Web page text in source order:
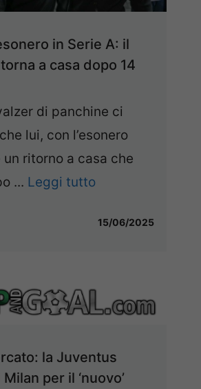
in Serie A: il
a casa dopo 14
di panchine ci
lui, con l’esonero
ritorno a casa che
... Leggi tutto
15/06/2025
la Juventus
per il ‘nuovo’